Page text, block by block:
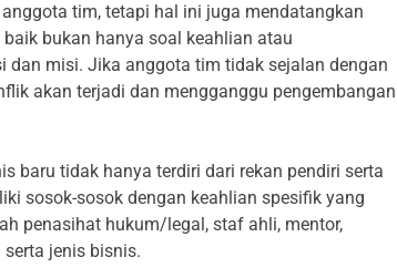
tim, tetapi hal ini juga mendatangkan
bukan hanya soal keahlian atau
dan misi. Jika anggota tim tidak sejalan dengan
akan terjadi dan mengganggu pengembangan
baru tidak hanya terdiri dari rekan pendiri serta
sosok-sosok dengan keahlian spesifik yang
penasihat hukum/legal, staf ahli, mentor,
jenis bisnis.